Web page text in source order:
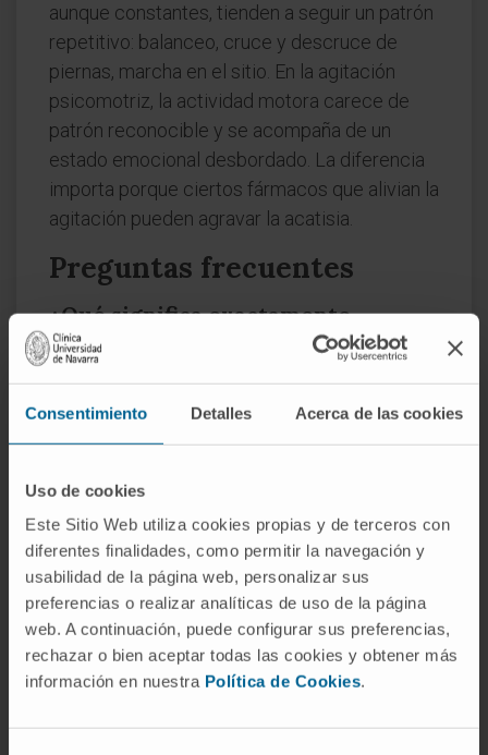
Consentimiento Detalles Acerca de las cookies
Uso de cookies
Este Sitio Web utiliza cookies propias y de terceros con
diferentes finalidades, como permitir la navegación y
usabilidad de la página web, personalizar sus
preferencias o realizar analíticas de uso de la página
web. A continuación, puede configurar sus preferencias,
rechazar o bien aceptar todas las cookies y obtener más
información en nuestra Política de Cookies.
aunque constantes, tienden a seguir un patrón
repetitivo: balanceo, cruce y descruce de
piernas, marcha en el sitio. En la agitación
psicomotriz, la actividad motora carece de
patrón reconocible y se acompaña de un
estado emocional desbordado. La diferencia
importa porque ciertos fármacos que alivian la
agitación pueden agravar la acatisia.
Preguntas frecuentes
¿Qué significa exactamente
«psicomotriz»?
Es un adjetivo que alude a la relación entre la
actividad mental (psico-, del griego ψυχή,
«alma», «mente») y el movimiento corporal
Aplicado a la agitación, indica que la alteración
no es solo emocional ni solo motora: ambas
esferas están implicadas al mismo tiempo.
¿La agitación psicomotriz es
siempre un brote psicótico?
No. Un brote psicótico puede cursar con